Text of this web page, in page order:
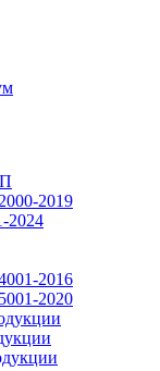
2019
2024
2016
2020